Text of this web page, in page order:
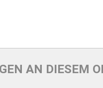
AN DIESEM